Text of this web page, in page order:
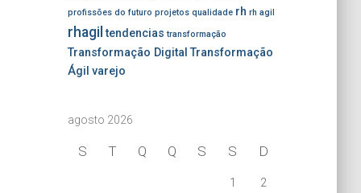
profissões do futuro projetos qualidade rh rh agil
rhagil tendencias transformação
Transformação Digital Transformação
Ágil varejo
agosto 2026
S T Q Q S S D
1 2